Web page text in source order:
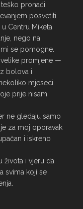
pronaći
posvetiti
Centru Miketa
nego na
se pomogne.
promjene —
bolova i
mjeseci
prije nisam
ne gledaju samo
za moj oporavak
i iskreno
života i vjeru da
svima koji se